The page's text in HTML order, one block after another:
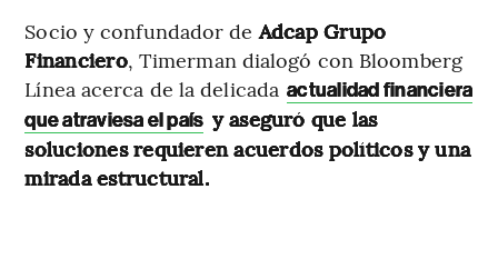
Socio y confundador deAdcap Grupo
Financiero, Timerman dialogó con Bloomberg
Línea acerca de la delicada actualidad financiera
que atraviesa el país y aseguró que las
soluciones requieren acuerdos políticos y una
mirada estructural.